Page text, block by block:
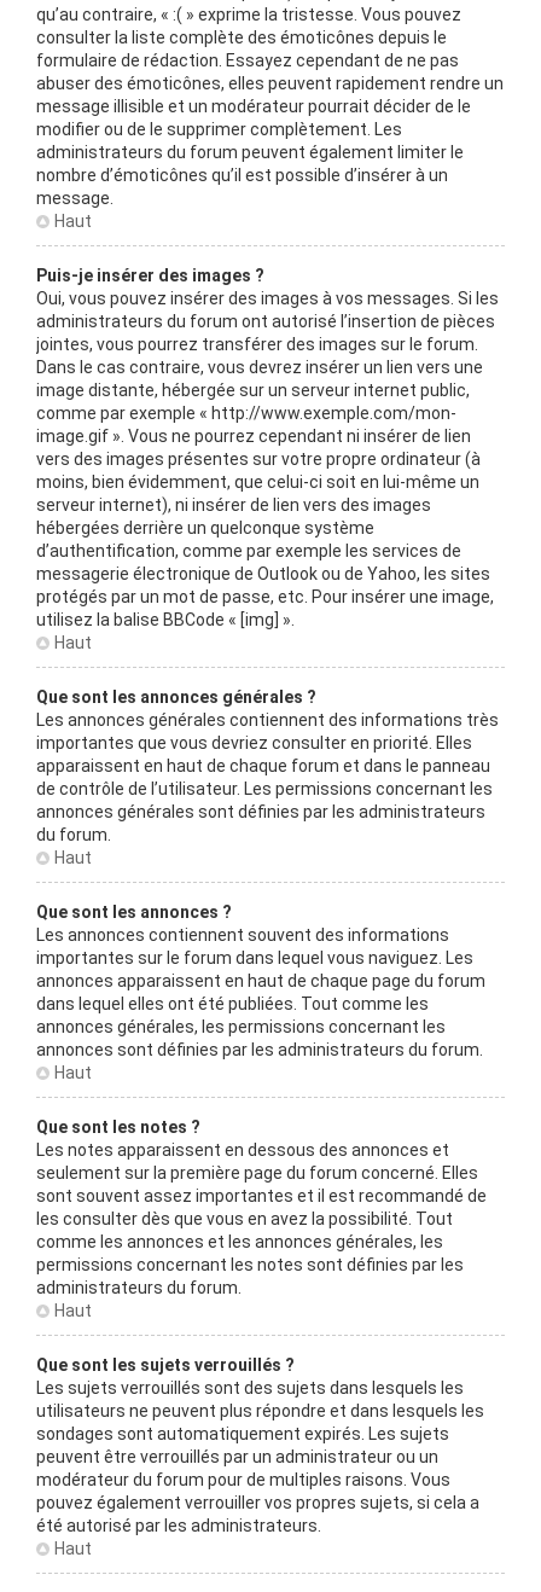
qu’au contraire, « :( » exprime la tristesse. Vous pouvez
consulter la liste complète des émoticônes depuis le
formulaire de rédaction. Essayez cependant de ne pas
abuser des émoticônes, elles peuvent rapidement rendre un
message illisible et un modérateur pourrait décider de le
modifier ou de le supprimer complètement. Les
administrateurs du forum peuvent également limiter le
nombre d’émoticônes qu’il est possible d’insérer à un
message.
Haut
Puis-je insérer des images ?
Oui, vous pouvez insérer des images à vos messages. Si les
administrateurs du forum ont autorisé l’insertion de pièces
jointes, vous pourrez transférer des images sur le forum.
Dans le cas contraire, vous devrez insérer un lien vers une
image distante, hébergée sur un serveur internet public,
comme par exemple « http://www.exemple.com/mon-
image.gif ». Vous ne pourrez cependant ni insérer de lien
vers des images présentes sur votre propre ordinateur (à
moins, bien évidemment, que celui-ci soit en lui-même un
serveur internet), ni insérer de lien vers des images
hébergées derrière un quelconque système
d’authentification, comme par exemple les services de
messagerie électronique de Outlook ou de Yahoo, les sites
protégés par un mot de passe, etc. Pour insérer une image,
utilisez la balise BBCode « [img] ».
Haut
Que sont les annonces générales ?
Les annonces générales contiennent des informations très
importantes que vous devriez consulter en priorité. Elles
apparaissent en haut de chaque forum et dans le panneau
de contrôle de l’utilisateur. Les permissions concernant les
annonces générales sont définies par les administrateurs
du forum.
Haut
Que sont les annonces ?
Les annonces contiennent souvent des informations
importantes sur le forum dans lequel vous naviguez. Les
annonces apparaissent en haut de chaque page du forum
dans lequel elles ont été publiées. Tout comme les
annonces générales, les permissions concernant les
annonces sont définies par les administrateurs du forum.
Haut
Que sont les notes ?
Les notes apparaissent en dessous des annonces et
seulement sur la première page du forum concerné. Elles
sont souvent assez importantes et il est recommandé de
les consulter dès que vous en avez la possibilité. Tout
comme les annonces et les annonces générales, les
permissions concernant les notes sont définies par les
administrateurs du forum.
Haut
Que sont les sujets verrouillés ?
Les sujets verrouillés sont des sujets dans lesquels les
utilisateurs ne peuvent plus répondre et dans lesquels les
sondages sont automatiquement expirés. Les sujets
peuvent être verrouillés par un administrateur ou un
modérateur du forum pour de multiples raisons. Vous
pouvez également verrouiller vos propres sujets, si cela a
été autorisé par les administrateurs.
Haut